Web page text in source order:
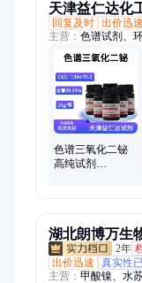
天津益仁达化
回复及时 出价迅速
主营： 色谱试剂、
色谱三氧化二铋
高纯试剂
湖北朗博万生
2年
出价迅速
真实性
主营： 甲酸镍、水